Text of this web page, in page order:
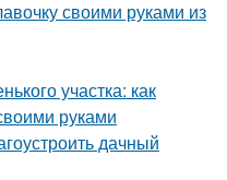
своими руками из
участка: как
руками
дачный